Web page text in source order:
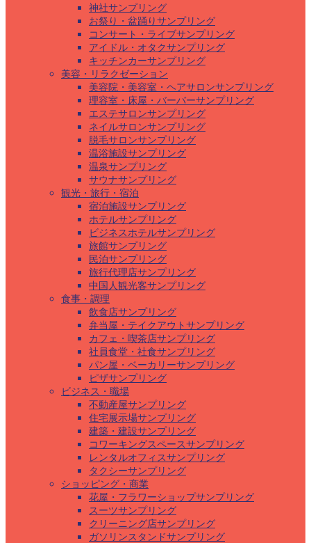
神社サンプリング
お祭り・盆踊りサンプリング
コンサート・ライブサンプリング
アイドル・オタクサンプリング
キッチンカーサンプリング
美容・リラクゼーション
美容院・美容室・ヘアサロンサンプリング
理容室・床屋・バーバーサンプリング
エステサロンサンプリング
ネイルサロンサンプリング
脱毛サロンサンプリング
温浴施設サンプリング
温泉サンプリング
サウナサンプリング
観光・旅行・宿泊
宿泊施設サンプリング
ホテルサンプリング
ビジネスホテルサンプリング
旅館サンプリング
民泊サンプリング
旅行代理店サンプリング
中国人観光客サンプリング
食事・調理
飲食店サンプリング
弁当屋・テイクアウトサンプリング
カフェ・喫茶店サンプリング
社員食堂・社食サンプリング
パン屋・ベーカリーサンプリング
ピザサンプリング
ビジネス・職場
不動産屋サンプリング
住宅展示場サンプリング
建築・建設サンプリング
コワーキングスペースサンプリング
レンタルオフィスサンプリング
タクシーサンプリング
ショッピング・商業
花屋・フラワーショップサンプリング
スーツサンプリング
クリーニング店サンプリング
ガソリンスタンドサンプリング